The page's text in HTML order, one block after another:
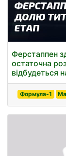
Ферстаппен
остаточна
відбудеться
Формула-1